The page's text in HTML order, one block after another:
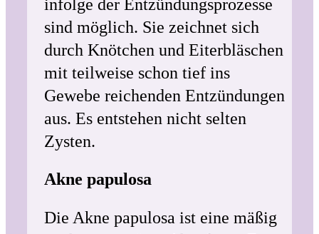
infolge der Entzündungsprozesse
sind möglich. Sie zeichnet sich
durch Knötchen und Eiterbläschen
mit teilweise schon tief ins
Gewebe reichenden Entzündungen
aus. Es entstehen nicht selten
Zysten.
Akne papulosa
Die Akne papulosa ist eine mäßig